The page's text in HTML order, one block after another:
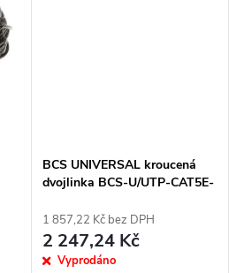
BCS UNIVERSAL kroucená
dvojlinka BCS-U/UTP-CAT5E-
1 857,22 Kč bez DPH
2 247,24 Kč
Vyprodáno